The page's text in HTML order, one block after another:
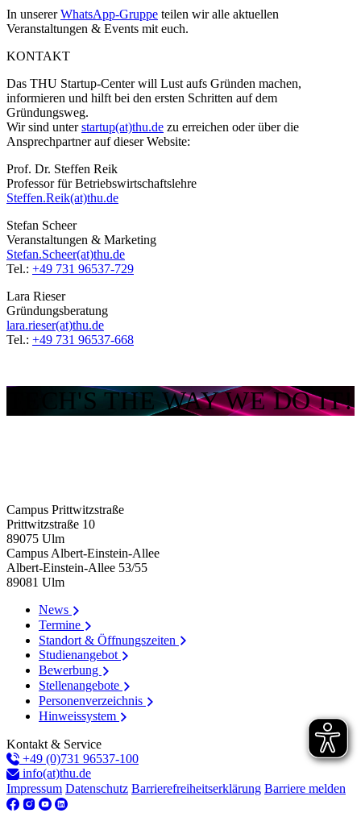
In unsererWhatsApp-Gruppe teilen wir alle aktuellen
Veranstaltungen & Events mit euch.
KONTAKT
Das THU Startup-Center will Lust aufs Gründen machen,
informieren und hilft bei den ersten Schritten auf dem
Gründungsweg.
Wir sind unterstartup(at)thu.de zu erreichen oder über die
Ansprechpartner auf dieser Website:
Prof. Dr. Steffen Reik
Professor für Betriebswirtschaftslehre
Steffen.Reik(at)thu.de
Stefan Scheer
Veranstaltungen & Marketing
Stefan.Scheer(at)thu.de
Tel.: +49 731 96537-729
Lara Rieser
Gründungsberatung
lara.rieser(at)thu.de
Tel.: +49 731 96537-668
TECH'S THE WAY WE DO IT!
Campus Prittwitzstraße
Prittwitzstraße 10
89075 Ulm
Campus Albert-Einstein-Allee
Albert-Einstein-Allee 53/​55
89081 Ulm
News
Termine
Standort & Öffnungszeiten
Studienangebot
Bewerbung
Stellenangebote
Personenverzeichnis
Hinweissystem
Kontakt & Service
+49 (0)731 96537-100
info(at)thu.de
Impressum Datenschutz Barrierefreiheitserklärung Barriere melden